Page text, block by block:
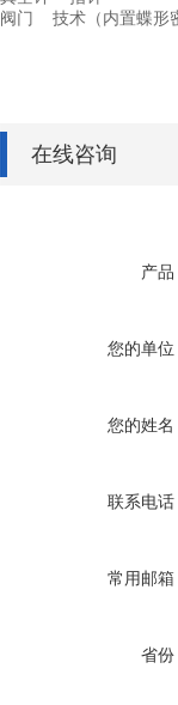
阀门 技术（内置蝶形
在线咨询
产品
您的单位
您的姓名
联系电话
常用邮箱
省份